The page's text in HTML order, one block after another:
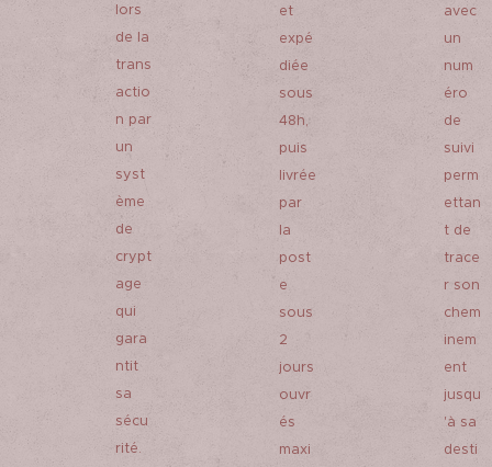
lors
de la
trans
actio
n par
un
syst
ème
de
crypt
age
qui
gara
ntit
sa
sécu
rité.
et
expé
diée
sous
48h,
puis
livrée
par
la
post
e
sous
2
jours
ouvr
és
maxi
avec
un
num
éro
de
suivi
perm
ettan
t de
trace
r son
chem
inem
ent
jusqu
'à sa
desti